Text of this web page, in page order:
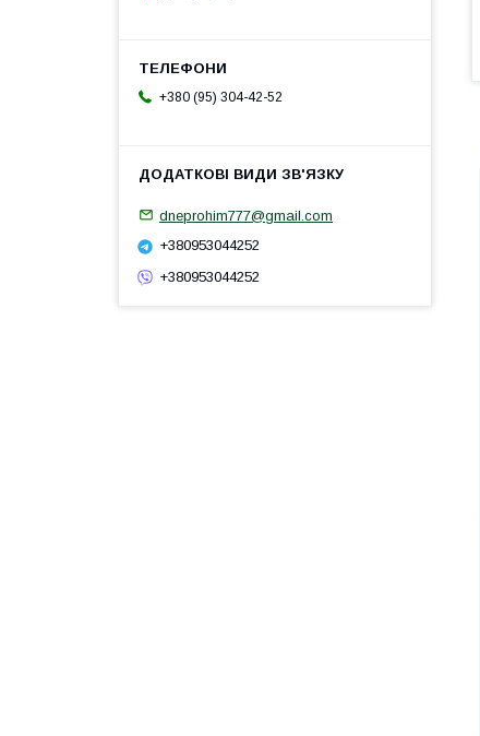
+380 (95) 304-42-52
dneprohim777@gmail.com
+380953044252
+380953044252